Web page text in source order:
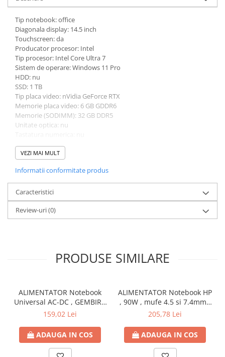
Bibliorafturi
Caiete mecanice
Clipboarduri
Dosare din carton
Dosare din plastic
Dosare suspendate
Ecusoane si accesorii
Folii si mape
Intercalatoare
Prezentare si afisare
Agrafe, ace, piuneze, clipsuri
Automatizare birou si accesori
Distrugator documente
Laminatoare si folii
Calculatoare de birou
Foarfeci si cuttere
Perforatoare
Suporturi pentru birou
Caiete si blocuri de desen
Coperti pentru caiete si carti
Tip notebook: office
Diagonala display: 14.5 inch
Touchscreen: da
Producator procesor: Intel
Tip procesor: Intel Core Ultra 7
Sistem de operare: Windows 11 Pro
HDD: nu
SSD: 1 TB
Tip placa video: nVidia GeForce RTX
Memorie placa video: 6 GB GDDR6
Memorie (SODIMM): 32 GB DDR5
Unitate optica: nu
Greutate: 2.0 - 2.49 Kg
Culoare: argintiu
Model placa video: nVidia GeForce RTX 4050
VEZI MAI MULT
Informatii conformitate produs
Caracteristici
Review-uri(0)
PRODUSE SIMILARE
ALIMENTATOR Notebook
Universal AC-DC , GEMBIRD
, 90W - tensiuni
DC la 4.5 A max , protectie
la supratensiuni Cod
Produs: NPA-AC1D
159,02 Lei
ADAUGA IN COS
ALIMENTATOR Notebook HP
, 90W , mufe 4.5 si 7.4mm ,
Cod Produs: H6Y90AA
205,78 Lei
ADAUGA IN COS